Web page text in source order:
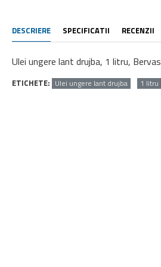
DESCRIERE SPECIFICATII RECENZII
Ulei ungere lant drujba, 1 litru, Bervas
ETICHETE: Ulei ungere lant drujba 1 litru